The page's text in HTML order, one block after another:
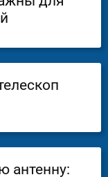
антенну: